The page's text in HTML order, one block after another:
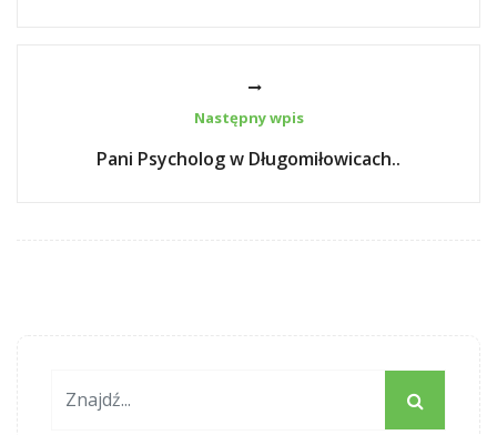
Następny wpis
Pani Psycholog w Długomiłowicach..